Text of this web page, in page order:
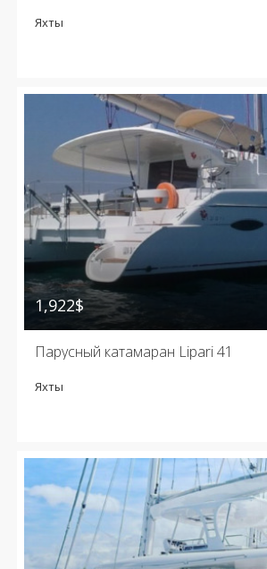
Яхты
1,922$
Парусный катамаран Lipari 41
Яхты